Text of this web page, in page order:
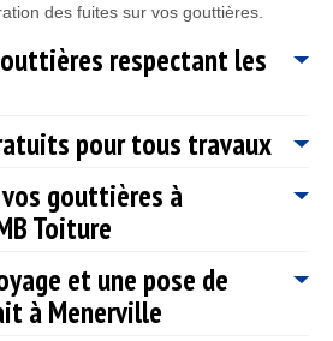
des fuites sur vos gouttières.
respectant les
l’élément de la toiture qui ne doit pas
pluie ainsi que la protection de votre
extérieures lorsqu’il pleut. De ce
d’eau. C’est la raison pour
doit être confiée à un couvreur
Toiture. N’hésitez donc plus à remettre
pour tous travaux
qui propose des services de qualité
de Menerville 78200. Mis à part ce
déplacement de nos couvreurs
de grands ou de petits travaux et que
ou un professionnel dans la ville de
gouttières à
Toiture
est plus que nécessaire. En effet, sa
préserver votre maison des eaux
zingueurs 78200 sont qualifiés pour
et une pose de
à Menerville